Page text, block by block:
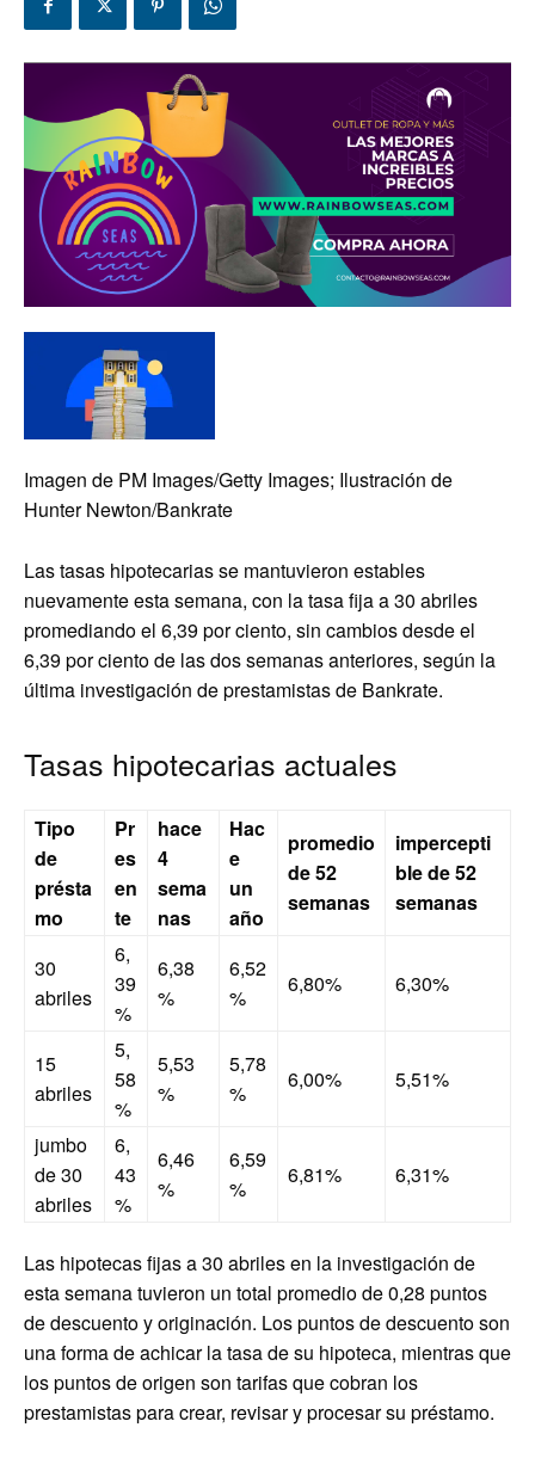
Imagen de PM Images/Getty Images; Ilustración de
Hunter Newton/Bankrate
Las tasas hipotecarias se mantuvieron estables
nuevamente esta semana, con la tasa fija a 30 abriles
promediando el 6,39 por ciento, sin cambios desde el
6,39 por ciento de las dos semanas anteriores, según la
última investigación de prestamistas de Bankrate.
Tasas hipotecarias actuales
Tipo
de
présta
mo
Pr
es
en
te
hace
4
sema
nas
Hac
e
un
año
promedio
de 52
semanas
impercepti
ble de 52
semanas
30
abriles
6,
39
%
6,38
%
6,52
%
6,80% 6,30%
15
abriles
5,
58
%
5,53
%
5,78
%
6,00% 5,51%
jumbo
de 30
abriles
6,
43
%
6,46
%
6,59
%
6,81% 6,31%
Las hipotecas fijas a 30 abriles en la investigación de
esta semana tuvieron un total promedio de 0,28 puntos
de descuento y originación. Los puntos de descuento son
una forma de achicar la tasa de su hipoteca, mientras que
los puntos de origen son tarifas que cobran los
prestamistas para crear, revisar y procesar su préstamo.